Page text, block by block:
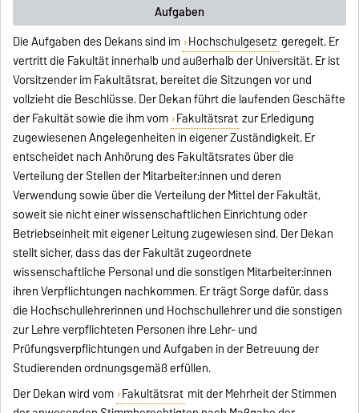
Aufgaben
Die Aufgaben des Dekans sind im Hochschulgesetz geregelt. Er
vertritt die Fakultät innerhalb und außerhalb der Universität. Er ist
Vorsitzender im Fakultätsrat, bereitet die Sitzungen vor und
vollzieht die Beschlüsse. Der Dekan führt die laufenden Geschäfte
der Fakultät sowie die ihm vom Fakultätsrat zur Erledigung
zugewiesenen Angelegenheiten in eigener Zuständigkeit. Er
entscheidet nach Anhörung des Fakultätsrates über die
Verteilung der Stellen der Mitarbeiter:innen und deren
Verwendung sowie über die Verteilung der Mittel der Fakultät,
soweit sie nicht einer wissenschaftlichen Einrichtung oder
Betriebseinheit mit eigener Leitung zugewiesen sind. Der Dekan
stellt sicher, dass das der Fakultät zugeordnete
wissenschaftliche Personal und die sonstigen Mitarbeiter:innen
ihren Verpflichtungen nachkommen. Er trägt Sorge dafür, dass
die Hochschullehrerinnen und Hochschullehrer und die sonstigen
zur Lehre verpflichteten Personen ihre Lehr- und
Prüfungsverpflichtungen und Aufgaben in der Betreuung der
Studierenden ordnungsgemäß erfüllen.
Der Dekan wird vom Fakultätsrat mit der Mehrheit der Stimmen